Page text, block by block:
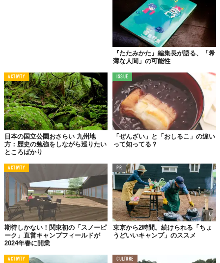
『たたみかた』編集長が語る、「希
薄な人間」の可能性
ACTIVITY
日本の国立公園おさらい 九州地
方：歴史の勉強をしながら巡りたい
ところばかり
ISSUE
「ぜんざい」と「おしるこ」の違い
って知ってる？
ACTIVITY
期待しかない！関東初の「スノーピ
ーク」直営キャンプフィールドが
2024年春に開業
PR
東京から2時間。続けられる「ちょ
うどいいキャンプ」のススメ
ACTIVITY CULTURE